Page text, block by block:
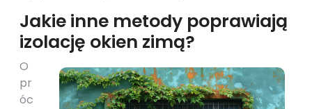
Jakie inne metody poprawiają
izolację okien zimą?
O
pr
óc